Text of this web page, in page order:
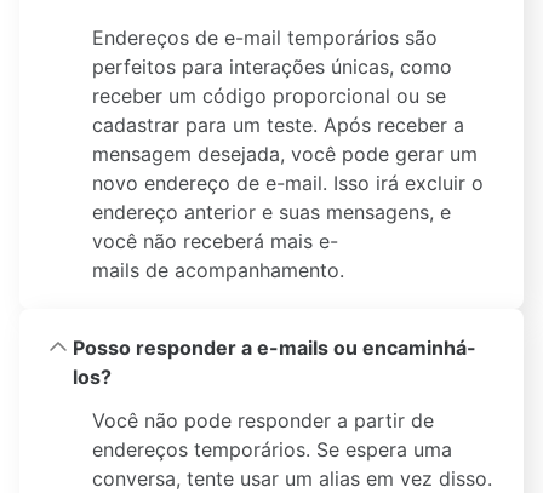
Endereços de e-mail temporários são
perfeitos para interações únicas, como
receber um código proporcional ou se
cadastrar para um teste. Após receber a
mensagem desejada, você pode gerar um
novo endereço de e-mail. Isso irá excluir o
endereço anterior e suas mensagens, e
você não receberá mais e-
mails de acompanhamento.
Posso responder a e-mails ou encaminhá-
los?
Você não pode responder a partir de
endereços temporários. Se espera uma
conversa, tente usar um alias em vez disso.